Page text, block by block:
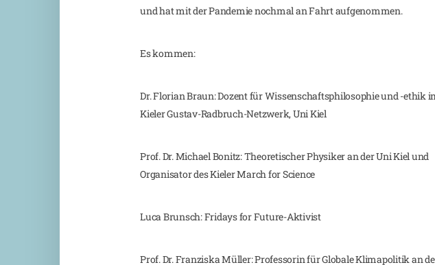
und hat mit der Pandemie nochmal an Fahrt aufgenommen.
Es kommen:
Dr. Florian Braun: Dozent für Wissenschaftsphilosophie und -ethik
Kieler Gustav-Radbruch-Netzwerk, Uni Kiel
Prof. Dr. Michael Bonitz: Theoretischer Physiker an der Uni Kiel und
Organisator des Kieler March for Science
Luca Brunsch: Fridays for Future-Aktivist
Prof. Dr. Franziska Müller: Professorin für Globale Klimapolitik an